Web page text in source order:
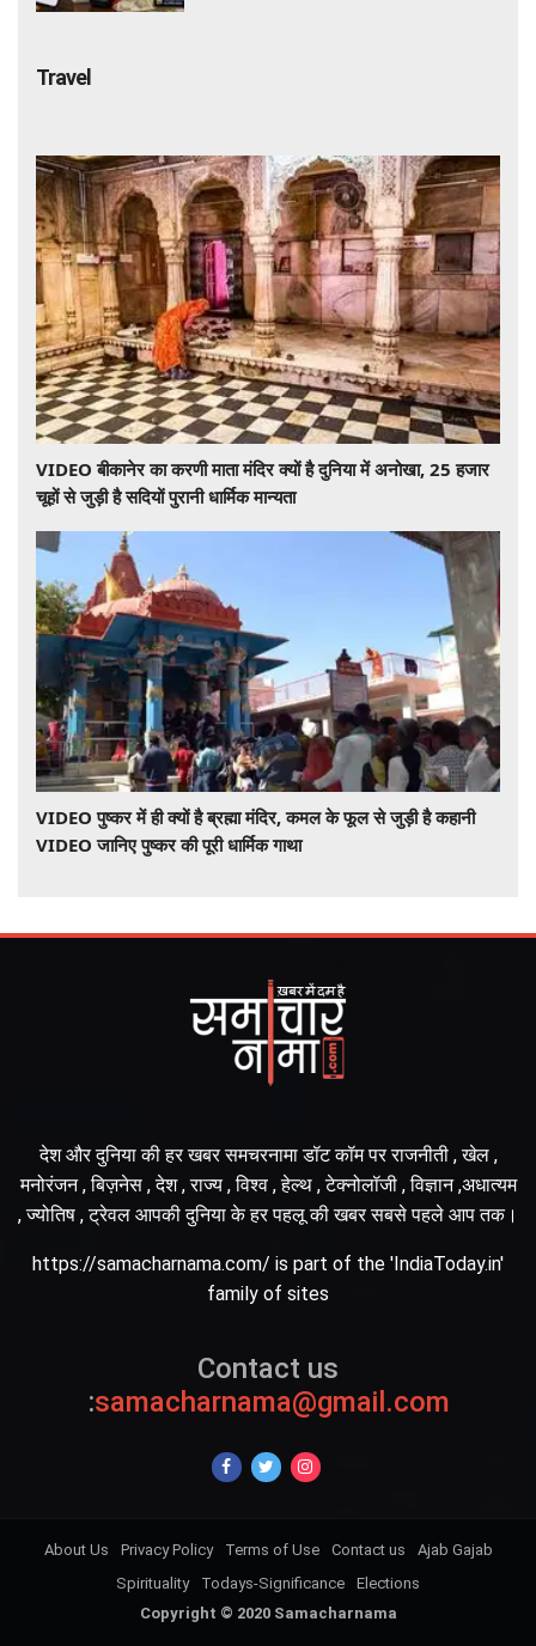
Travel
VIDEO बीकानेर का करणी माता मंदिर क्यों है दुनिया में अनोखा, 25 हजार
चूहों से जुड़ी है सदियों पुरानी धार्मिक मान्यता
VIDEO पुष्कर में ही क्यों है ब्रह्मा मंदिर, कमल के फूल से जुड़ी है कहानी
VIDEO जानिए पुष्कर की पूरी धार्मिक गाथा
देश और दुनिया की हर खबर समचरनामा डॉट कॉम पर राजनीती , खेल ,
मनोरंजन , बिज़नेस , देश , राज्य , विश्व , हेल्थ , टेक्नोलॉजी , विज्ञान ,अधात्यम
, ज्योतिष , ट्रेवल आपकी दुनिया के हर पहलू की खबर सबसे पहले आप तक।
https://samacharnama.com/ is part of the 'IndiaToday.in'
family of sites
Contact us
:samacharnama@gmail.com
Copyright © 2020 Samacharnama
About Us Privacy Policy Terms of Use Contact us
Ajab Gajab
Spirituality
Todays-Significance Elections